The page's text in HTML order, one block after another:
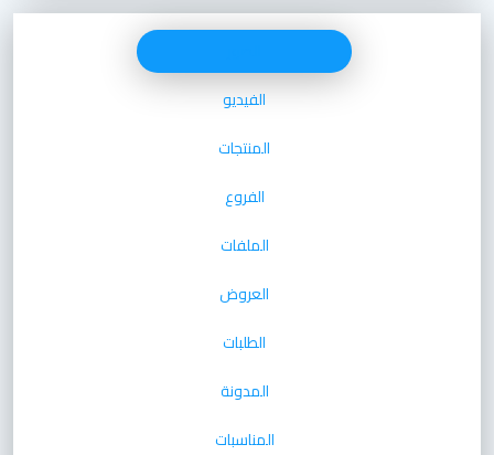
الفيديو
المنتجات
الفروع
الملفات
العروض
الطلبات
المدونة
المناسبات